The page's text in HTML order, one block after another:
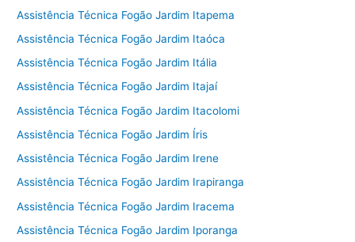
Assistência Técnica Fogão Jardim Itapema
Assistência Técnica Fogão Jardim Itaóca
Assistência Técnica Fogão Jardim Itália
Assistência Técnica Fogão Jardim Itajaí
Assistência Técnica Fogão Jardim Itacolomi
Assistência Técnica Fogão Jardim Íris
Assistência Técnica Fogão Jardim Irene
Assistência Técnica Fogão Jardim Irapiranga
Assistência Técnica Fogão Jardim Iracema
Assistência Técnica Fogão Jardim Iporanga